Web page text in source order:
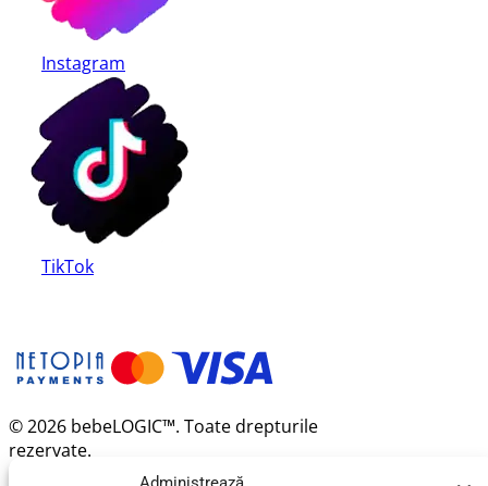
Instagram
TikTok
© 2026 bebeLOGIC™. Toate drepturile
rezervate.